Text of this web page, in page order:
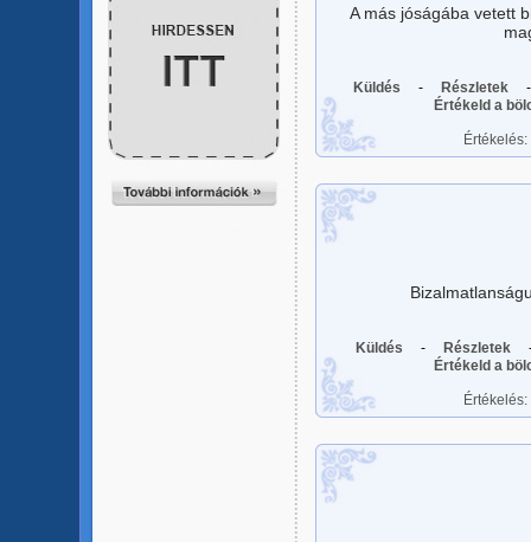
A más jóságába vetett
Küldés - Részletek
Értékeld a
Küldés - Részletek
Értékeld a